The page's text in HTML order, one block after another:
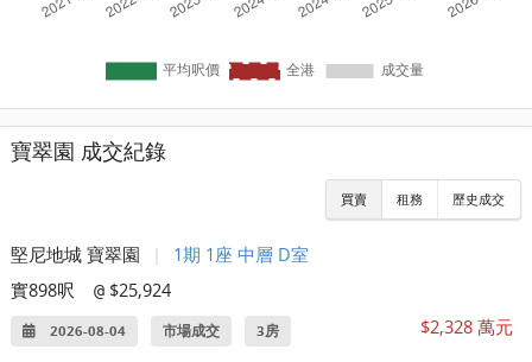
寶翠園 成交紀錄
買賣 租務 歷史成交
堅尼地城 寶翠園
1期 1座 中層 D室
實898呎
@ $25,924
2026-08-04 市場成交 3房 $2,328 萬元